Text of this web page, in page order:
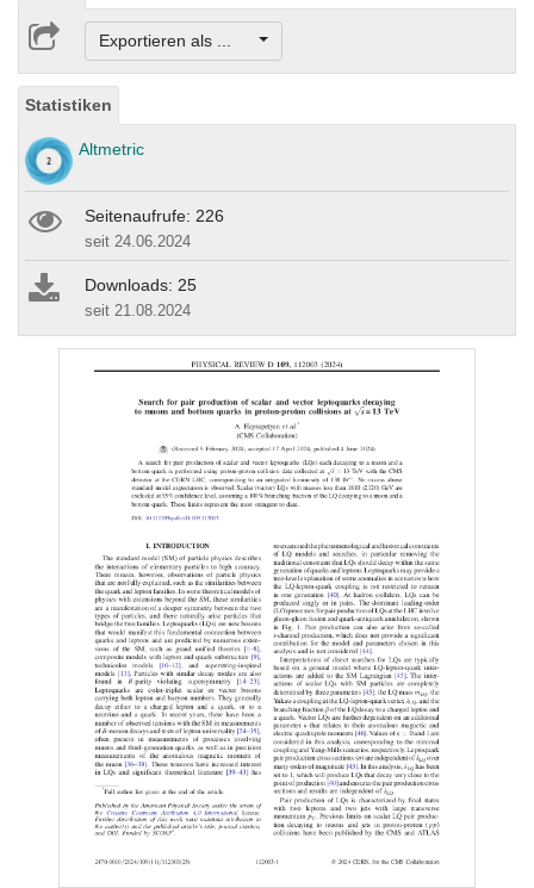
Exportieren als ...
Statistiken
Altmetric
Seitenaufrufe: 226
seit 24.06.2024
Downloads: 25
seit 21.08.2024